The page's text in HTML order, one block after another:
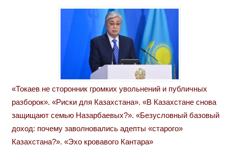
«Токаев не сторонник громких увольнений и публичных
разборок». «Риски для Казахстана». «В Казахстане снова
защищают семью Назарбаевых?». «Безусловный базовый
доход: почему заволновались адепты «старого»
Казахстана?». «Эхо кровавого Кантара»